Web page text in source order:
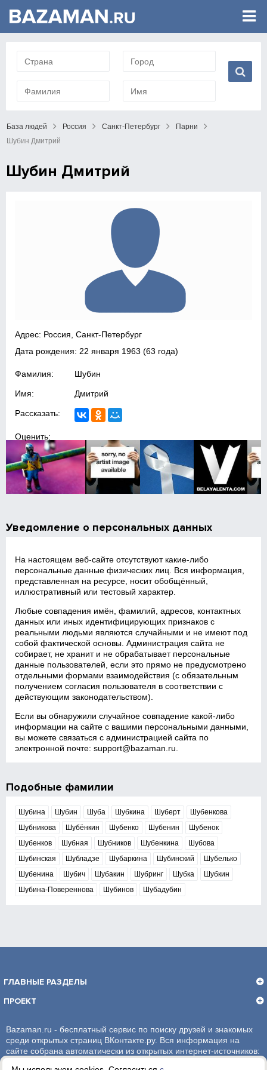
База людей Россия Санкт-Петербург
Парни
Шубин Дмитрий
Шубин Дмитрий
Адрес: Россия, Санкт-Петербург
Дата рождения: 22 января 1963 (63 года)
Фамилия: Шубин
Имя: Дмитрий
Рассказать:
Оценить:
Уведомление о персональных данных
На настоящем веб‑сайте отсутствуют какие‑либо
персональные данные физических лиц. Вся информация,
представленная на ресурсе, носит обобщённый,
иллюстративный или тестовый характер.
Любые совпадения имён, фамилий, адресов, контактных
данных или иных идентифицирующих признаков с
реальными людьми являются случайными и не имеют под
собой фактической основы. Администрация сайта не
собирает, не хранит и не обрабатывает персональные
данные пользователей, если это прямо не предусмотрено
отдельными формами взаимодействия (с обязательным
получением согласия пользователя в соответствии с
действующим законодательством).
Если вы обнаружили случайное совпадение какой‑либо
информации на сайте с вашими персональными данными,
вы можете связаться с администрацией сайта по
электронной почте:support@bazaman.ru
Подобные фамилии
Шубина Шубин Шуба Шубкина Шуберт
Шубенкова
Шубникова
Шубёнкин Шубенко Шубенин
Шубенок
Шубенков
Шубная Шубников Шубенкина
Шубова
Шубинская
Шубладзе Шубаркина Шубинский
Шубелько
Шубенина
Шубич Шубакин Шубринг Шубка
Шубкин
Шубина-Повереннова
Шубинов Шубадубин
ГЛАВНЫЕ РАЗДЕЛЫ
ПРОЕКТ
Bazaman.ru - бесплатный сервис по поиску друзей и знакомых
среди открытых страниц ВКонтакте.ру. Вся информация на
сайте собрана автоматически из открытых интернет-источников: